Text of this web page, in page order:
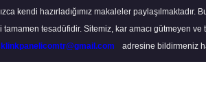
kendi hazırladığımız makaleler
tesadüfidir. Sitemiz, kar amacı gütmeyen
adresine bildirmeniz